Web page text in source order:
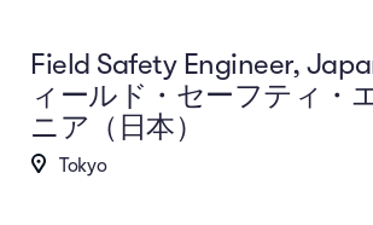
Field Safety Engineer,
ィールド・セーフティ・
ニア（日本）
Tokyo